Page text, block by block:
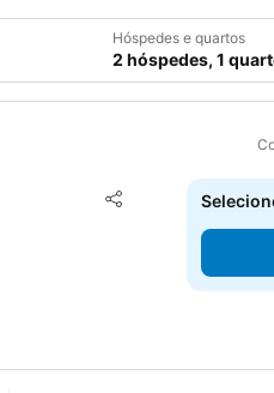
Hóspedes e quartos
2 hóspedes, 1
Partilhar
Adicionar aos